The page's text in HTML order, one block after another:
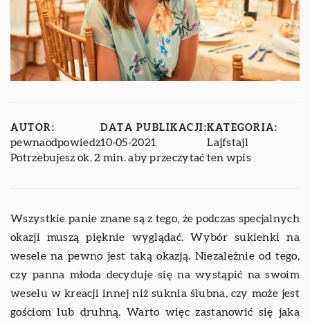
AUTOR:
pewnaodpowiedz
DATA PUBLIKACJI:
10-05-2021
KATEGORIA:
Lajfstajl
Potrzebujesz ok. 2 min. aby przeczytać ten wpis
Wszystkie panie znane są z tego, że podczas specjalnych
okazji muszą pięknie wyglądać. Wybór sukienki na
wesele na pewno jest taką okazją. Niezależnie od tego,
czy panna młoda decyduje się na wystąpić na swoim
weselu w kreacji innej niż suknia ślubna, czy może jest
gościom lub druhną. Warto więc zastanowić się jaka